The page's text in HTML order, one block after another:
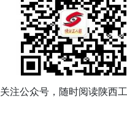
关注公众号，随时阅读陕西